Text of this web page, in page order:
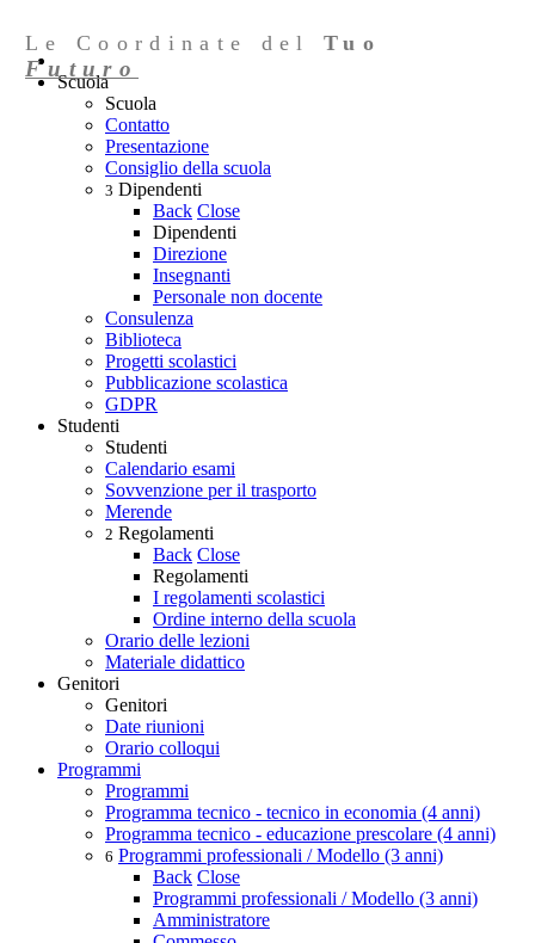
Le Coordinate delTuo
Futuro
Scuola
Scuola
Contatto
Presentazione
Consiglio della scuola
3 Dipendenti
Back Close
Dipendenti
Direzione
Insegnanti
Personale non docente
Consulenza
Biblioteca
Progetti scolastici
Pubblicazione scolastica
GDPR
Studenti
Studenti
Calendario esami
Sovvenzione per il trasporto
Merende
2 Regolamenti
Back Close
Regolamenti
I regolamenti scolastici
Ordine interno della scuola
Orario delle lezioni
Materiale didattico
Genitori
Genitori
Date riunioni
Orario colloqui
Programmi
Programmi
Programma tecnico - tecnico in economia (4 anni)
Programma tecnico - educazione prescolare (4 anni)
6 Programmi professionali / Modello (3 anni)
Back Close
Programmi professionali / Modello (3 anni)
Amministratore